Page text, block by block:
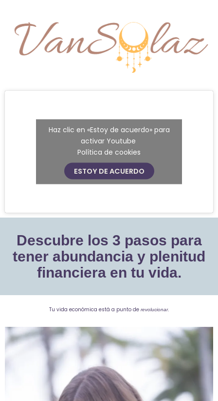
contenido
Haz clic en «Estoy de acuerdo» para
activar Youtube
Política de cookies
ESTOY DE ACUERDO
Descubre los 3 pasos para
tener abundancia y plenitud
financiera en tu vida.
Tu vida económica está a punto de revolucionar.